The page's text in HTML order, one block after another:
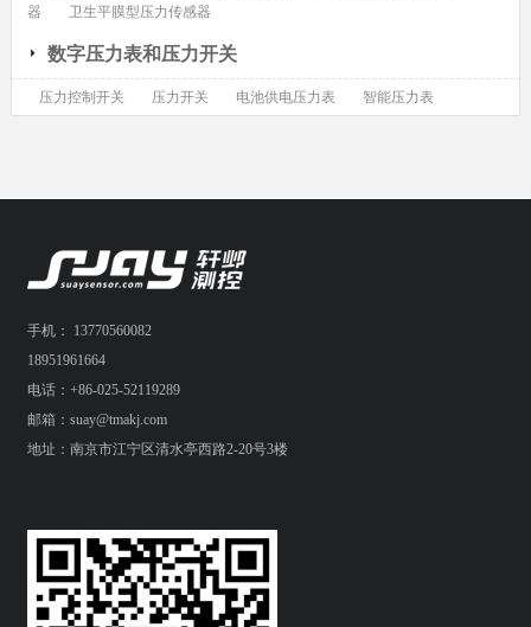
器
卫生平膜型压力传感器
数字压力表和压力开关
压力控制开关 压力开关 电池供电压力表 智能压力表
手机： 13770560082
18951961664
电话：+86-025-52119289
邮箱：suay@tmakj.com
地址：南京市江宁区清水亭西路2-20号3楼